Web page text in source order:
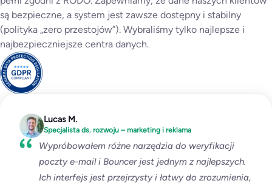
są bezpieczne, a system jest zawsze dostępny i stabilny
(polityka „zero przestojów”). Wybraliśmy tylko najlepsze i
najbezpieczniejsze centra danych.
Lucas M.
Specjalista ds. rozwoju – marketing i reklama
Wypróbowałem różne narzędzia do weryfikacji
poczty e-mail i Bouncer jest jednym z najlepszych.
Ich interfejs jest przejrzysty i łatwy do zrozumienia,